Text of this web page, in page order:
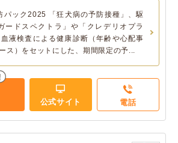
ック2025 「狂犬病の予防接種」、駆
ードスペクトラ」や「クレデリオプラ
液検査による健康診断（年齢や心配事
ス）をセットにした、期間限定の予...
公式サイト 電話